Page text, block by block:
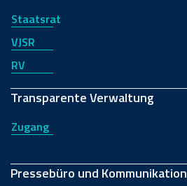
Staatsrat
VJSR
RV
Transparente Verwaltung
Zugang
Pressebüro und Kommunikation